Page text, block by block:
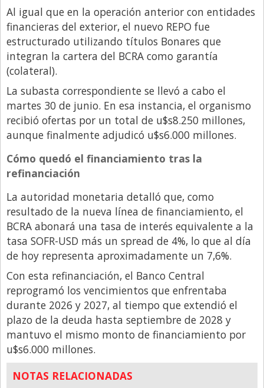
Al igual que en la operación anterior con entidades
financieras del exterior, el nuevo REPO fue
estructurado utilizando títulos Bonares que
integran la cartera del BCRA como garantía
(colateral).
La subasta correspondiente se llevó a cabo el
martes 30 de junio. En esa instancia, el organismo
recibió ofertas por un total de u$s8.250 millones,
aunque finalmente adjudicó u$s6.000 millones.
Cómo quedó el financiamiento tras la
refinanciación
La autoridad monetaria detalló que, como
resultado de la nueva línea de financiamiento, el
BCRA abonará una tasa de interés equivalente a la
tasa SOFR-USD más un spread de 4%, lo que al día
de hoy representa aproximadamente un 7,6%.
Con esta refinanciación, el Banco Central
reprogramó los vencimientos que enfrentaba
durante 2026 y 2027, al tiempo que extendió el
plazo de la deuda hasta septiembre de 2028 y
mantuvo el mismo monto de financiamiento por
u$s6.000 millones.
NOTAS RELACIONADAS